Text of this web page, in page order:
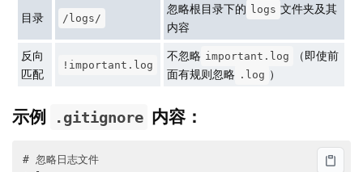
目录 /logs/
忽略根目录下的 logs 文件夹及其
内容
反向
匹配
!important.log
不忽略 important.log
（即使前
面有规则忽略 .log ）
示例 .gitignore 内容：
# 忽略日志文件